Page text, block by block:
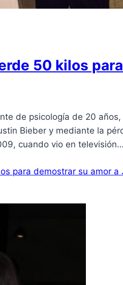
50 kilos
de psicología de 20
Bieber y mediante la
cuando vio en televisión…
para demostrar su amor a